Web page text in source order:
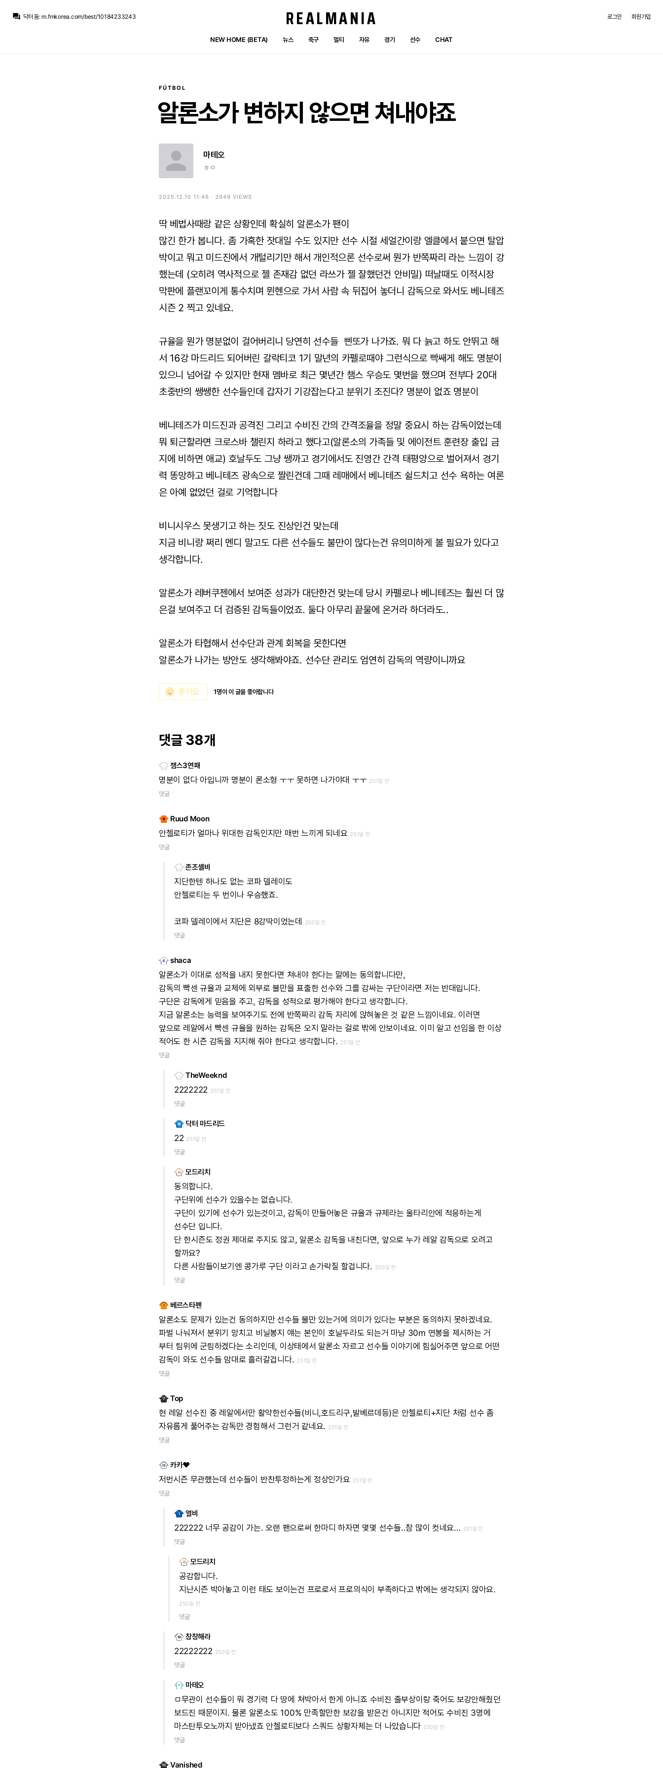
question_answer 닥터 둠: m.fmkorea.com/best/10184233243
REALMANIA
NEW HOME (BETA) 뉴스 축구 멀티 자유 경기 선수 CHAT
로그인 회원가입
FÚTBOL
알론소가 변하지 않으면 쳐내야죠
마테오
ㅎㅇ
2025.12.10 11:46 · 3949 VIEWS
딱 베법사때랑 같은 상황인데 확실히 알론소가 팬이
많긴 한가 봅니다. 좀 가혹한 잣대일 수도 있지만 선수 시절 세얼간이랑 엘클에서 붙으면 탈압
박이고 뭐고 미드진에서 개털리기만 해서 개인적으론 선수로써 뭔가 반쪽짜리 라는 느낌이 강
했는데 (오히려 역사적으로 젤 존재감 없던 라쓰가 젤 잘했던건 안비밀) 떠날때도 이적시장
막판에 플랜꼬이게 통수치며 뮌헨으로 가서 사람 속 뒤집어 놓더니 감독으로 와서도 베니테즈
시즌 2 찍고 있네요.
규율을 뭔가 명분없이 걸어버리니 당연히 선수들 삔또가 나가죠. 뭐 다 늙고 하도 안뛰고 해
서 16강 마드리드 되어버린 갈락티코 1기 말년의 카펠로때야 그런식으로 빡쌔게 해도 명분이
있으니 넘어갈 수 있지만 현재 멤바로 최근 몇년간 챔스 우승도 몇번을 했으며 전부다 20대
초중반의 쌩쌩한 선수들인데 갑자기 기강잡는다고 분위기 조진다? 명분이 없죠 명분이
베니테즈가 미드진과 공격진 그리고 수비진 간의 간격조율을 정말 중요시 하는 감독이었는데
뭐 퇴근할라면 크로스바 챌린지 하라고 했다고(알론소의 가족들 및 에이전트 훈련장 출입 금
지에 비하면 애교) 호날두도 그냥 쌩까고 경기에서도 진영간 간격 태평양으로 벌어져서 경기
력 똥망하고 베니테즈 광속으로 짤린건데 그때 레매에서 베니테즈 쉴드치고 선수 욕하는 여론
은 아예 없었던 걸로 기억합니다
비니시우스 못생기고 하는 짓도 진상인건 맞는데
지금 비니랑 쩌리 멘디 말고도 다른 선수들도 불만이 많다는건 유의미하게 볼 필요가 있다고
생각합니다.
알론소가 레버쿠젠에서 보여준 성과가 대단한건 맞는데 당시 카펠로나 베니테즈는 훨씬 더 많
은걸 보여주고 더 검증된 감독들이었죠. 둘다 아무리 끝물에 온거라 하더라도..
알론소가 타협해서 선수단과 관계 회복을 못한다면
알론소가 나가는 방안도 생각해봐야죠. 선수단 관리도 엄연히 감독의 역량이니까요
emoji_emotions 좋아요 1명이 이 글을 좋아합니다
댓글 38개
챔스3연패
명분이 없다 아입니까 명분이 론소형 ㅜㅜ 못하면 나가야대 ㅜㅜ 251일 전
댓글
Ruud Moon
안첼로티가 얼마나 위대한 감독인지만 매번 느끼게 되네요 251일 전
댓글
존조셸비
지단한텐 하나도 없는 코파 델레이도
안첼로티는두 번이나 우승했죠.
코파 델레이에서 지단은 8강딱이었는데 250일 전
댓글
shaca
알론소가 이대로 성적을 내지 못한다면 쳐내야 한다는 말에는 동의합니다만,
감독의 빡센 규율과 교체에 외부로 불만을 표출한 선수와 그를 감싸는 구단이라면 저는 반대입니다.
구단은 감독에게 믿음을 주고, 감독을 성적으로 평가해야 한다고 생각합니다.
지금 알론소는 능력을 보여주기도 전에 반쪽짜리 감독 자리에 앉혀놓은 것 같은 느낌이네요. 이러면
앞으로 레알에서 빡센 규율을 원하는 감독은 오지 말라는 걸로 밖에 안보이네요. 이미 알고 선임을 한 이상
적어도 한 시즌 감독을 지지해 줘야 한다고 생각합니다. 251일 전
댓글
TheWeeknd
2222222 251일 전
댓글
닥터 마드리드
22 251일 전
댓글
모드리치
동의합니다.
구단위에 선수가 있을수는 없습니다.
구단이 있기에 선수가 있는것이고, 감독이 만들어놓은 규율과 규제라는 울타리안에 적응하는게
선수단 입니다.
단 한시즌도 정권 제대로 주지도 않고, 알론소 감독을 내친다면, 앞으로 누가 레알 감독으로 오려고
할까요?
다른사람들이보기엔 콩가루 구단 이라고 손가락질 할겁니다. 250일 전
댓글
베르스타펜
알론소도 문제가 있는건 동의하지만 선수들 불만 있는거에 의미가 있다는 부분은 동의하지 못하겠네요.
파벌 나눠져서 분위기 망치고 비닐봉지 얘는 본인이 호날두라도 되는거 마냥 30m 연봉을 제시하는 거
부터 팀위에 군림하겠다는 소리인데, 이상태에서 알론소 자르고 선수들 이야기에 힘실어주면 앞으로 어떤
감독이 와도 선수들 맘대로 흘러갈겁니다. 251일 전
댓글
Top
현 레알 선수진 중 레알에서만 활약한선수들(비니,호드리구,발베르데등)은 안첼로티+지단 처럼 선수 좀
자유롭게 풀어주는 감독만 경험해서 그런거 같네요. 251일 전
댓글
카카♥
저번시즌 무관했는데 선수들이 반찬투정하는게 정상인가요 251일 전
댓글
열비
222222 너무 공감이 가는. 오랜 팬으로써 한마디 하자면 몇몇 선수들..참 많이 컷네요… 251일 전
댓글
모드리치
공감합니다.
지난시즌 박아놓고 이런 태도 보이는건 프로로서 프로의식이 부족하다고 밖에는 생각되지 않아요.
250일 전
댓글
창창해라
22222222 250일 전
댓글
마테오
ㅁ무관이 선수들이 뭐 경기력 다 땅에 쳐박아서 한게 아니죠 수비진 줄부상이랑 죽어도 보강안해줬던
보드진 때문이지. 물론 알론소도 100% 만족할만한 보강을 받은건 아니지만 적어도 수비진 3명에
마스탄투오노까지 받아냈죠 안첼로티보다 스쿼드 상황자체는 더 나았습니다 250일 전
댓글
Vanished